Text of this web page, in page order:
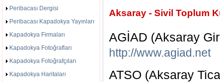
Peribacası Dergisi
Peribacası Kapadokya Yayınları
Kapadokya Firmaları
Kapadokya Fotoğrafları
Kapadokya Fotoğrafçıları
Kapadokya Haritaları
Aksaray - Sivil Toplum
AGİAD (Aksaray
http://www.agiad.net
ATSO (Aksaray